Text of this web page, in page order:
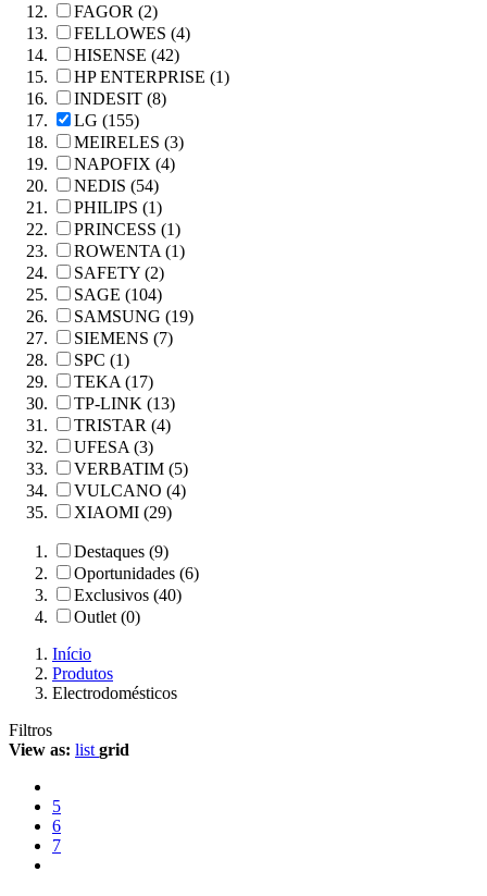
FAGOR (2)
FELLOWES (4)
HISENSE (42)
HP ENTERPRISE (1)
INDESIT (8)
LG (155)
MEIRELES (3)
NAPOFIX (4)
NEDIS (54)
PHILIPS (1)
PRINCESS (1)
ROWENTA (1)
SAFETY (2)
SAGE (104)
SAMSUNG (19)
SIEMENS (7)
SPC (1)
TEKA (17)
TP-LINK (13)
TRISTAR (4)
UFESA (3)
VERBATIM (5)
VULCANO (4)
XIAOMI (29)
Destaques (9)
Oportunidades (6)
Exclusivos (40)
Outlet (0)
Início
Produtos
Electrodomésticos
Filtros
View as: list grid
5
6
7